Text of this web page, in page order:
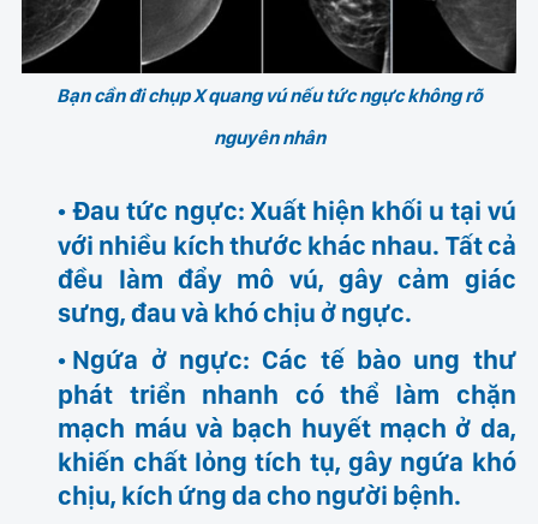
Bạn cần đi chụp X quang vú nếu tức ngực không rõ
nguyên nhân
Đau tức ngực: Xuất hiện khối u tại vú
với nhiều kích thước khác nhau. Tất cả
đều làm đẩy mô vú, gây cảm giác
sưng, đau và khó chịu ở ngực.
Ngứa ở ngực: Các tế bào ung thư
phát triển nhanh có thể làm chặn
mạch máu và bạch huyết mạch ở da,
khiến chất lỏng tích tụ, gây ngứa khó
chịu, kích ứng da cho người bệnh.